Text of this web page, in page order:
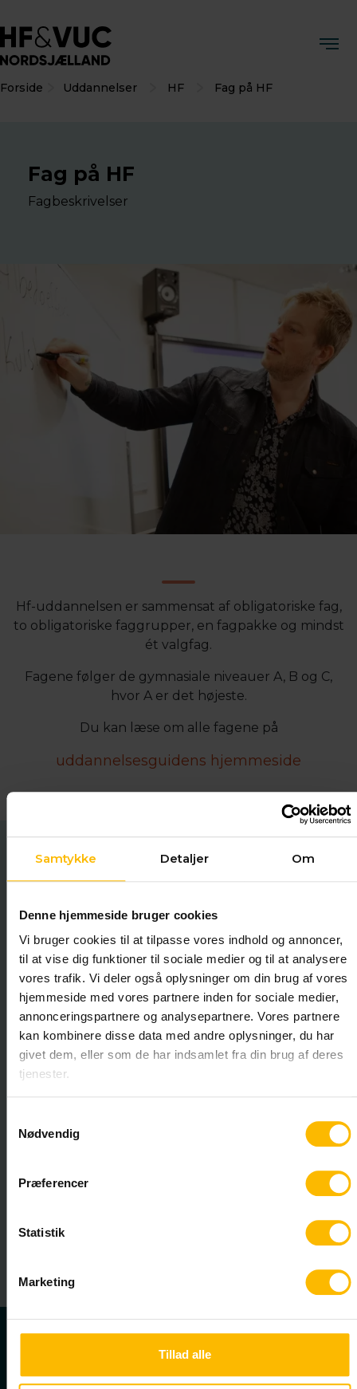
Samtykke Detaljer Om
Denne hjemmeside bruger cookies
Vi bruger cookies til at tilpasse vores indhold og annoncer,
til at vise dig funktioner til sociale medier og til at analysere
vores trafik. Vi deler også oplysninger om din brug af vores
hjemmeside med vores partnere inden for sociale medier,
annonceringspartnere og analysepartnere. Vores partnere
kan kombinere disse data med andre oplysninger, du har
givet dem, eller som de har indsamlet fra din brug af deres
tjenester.
Nødvendig
Præferencer
Statistik
Marketing
Tillad alle
Forside Uddannelser HF Fag på HF
Fag på HF
Fagbeskrivelser
Hf-uddannelsen er sammensat af obligatoriske fag,
to obligatoriske faggrupper, en fagpakke og mindst
ét valgfag.
Fagene følger de gymnasiale niveauer A, B og C,
hvor A er det højeste.
Du kan læse om alle fagene på
uddannelsesguidens hjemmeside
HF & VUC Nordsjælland
Milnersvej 40
3400 Hillerød
Gl. Banegårdsvej 39
3000 Helsingør
48201600
post@vucns.dk
CVR: 29553971